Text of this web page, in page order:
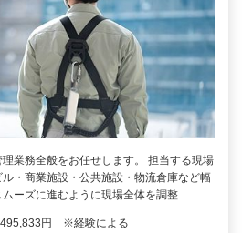
業務全般をお任せします。 担当する現場
・商業施設・公共施設・物流倉庫など幅
ムーズに進むように現場全体を調整…
495,833円 ※経験による